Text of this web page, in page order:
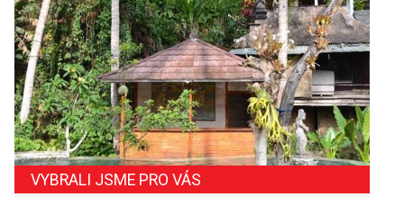
VYBRALI JSME PRO VÁS